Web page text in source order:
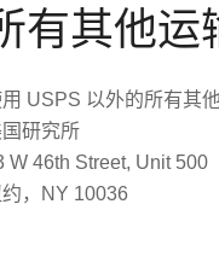
有其他运
USPS 以外的所有其
国研究所
W 46th Street, Unit 500
，NY 10036